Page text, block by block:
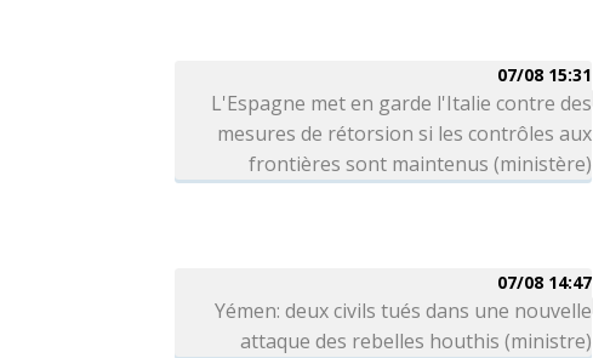
07/08 15:31
L'Espagne met en garde l'Italie contre des
mesures de rétorsion si les contrôles aux
frontières sont maintenus (ministère)
07/08 14:47
Yémen: deux civils tués dans une nouvelle
attaque des rebelles houthis (ministre)